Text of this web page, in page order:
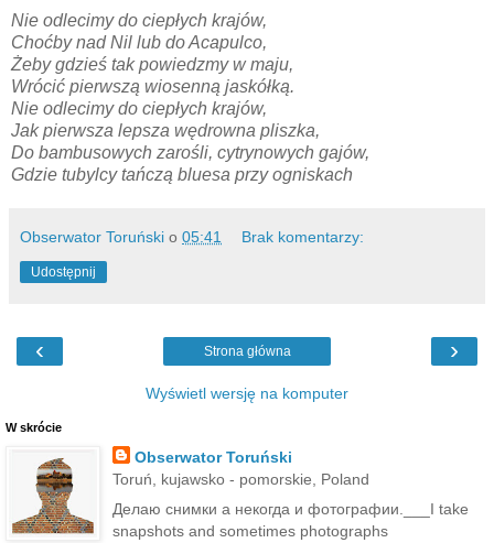
Nie odlecimy do ciepłych krajów,
Choćby nad Nil lub do Acapulco,
Żeby gdzieś tak powiedzmy w maju,
Wrócić pierwszą wiosenną jaskółką.
Nie odlecimy do ciepłych krajów,
Jak pierwsza lepsza wędrowna pliszka,
Do bambusowych zarośli, cytrynowych gajów,
Gdzie tubylcy tańczą bluesa przy ogniskach
Obserwator Toruński o 05:41 Brak komentarzy:
Udostępnij
‹ ›
Strona główna
Wyświetl wersję na komputer
W skrócie
Obserwator Toruński
Toruń, kujawsko - pomorskie, Poland
Делаю снимки а некогда и фотографии.___I take
snapshots and sometimes photographs